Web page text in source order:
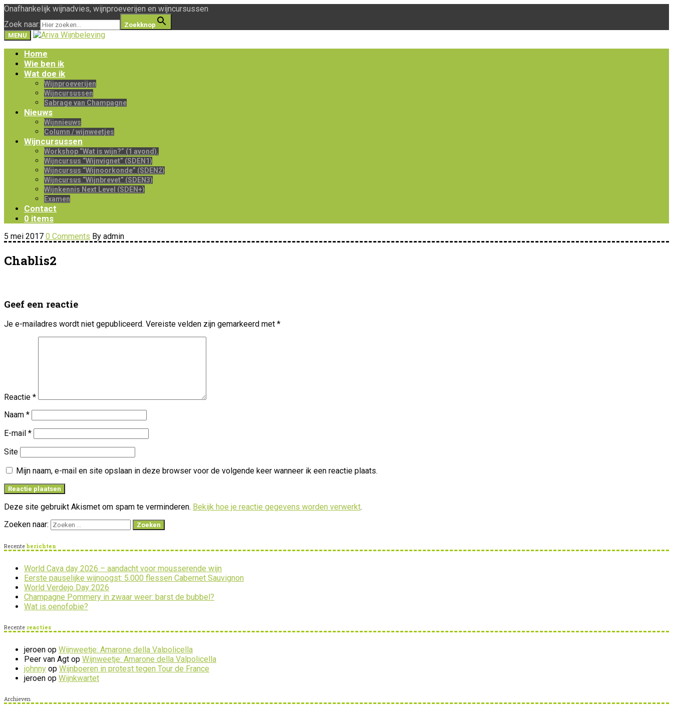
Onafhankelijk wijnadvies, wijnproeverijen en wijncursussen
Zoek naar:
Zoekknop
MENU
Home
Wie ben ik
Wat doe ik
Wijnproeverijen
Wijncursussen
Sabrage van Champagne
Nieuws
Wijnnieuws
Column / wijnweetjes
Wijncursussen
Workshop “Wat is wijn?” (1 avond).
Wijncursus “Wijnvignet” (SDEN1)
Wijncursus “Wijnoorkonde” (SDEN2)
Wijncursus “Wijnbrevet” (SDEN3)
Wijnkennis Next Level (SDEN+)
Examen
Contact
0 items
5 mei 2017 0 Comments By admin
Chablis2
Geef een reactie
Je e-mailadres wordt niet gepubliceerd. Vereiste velden zijn gemarkeerd met *
Reactie *
Naam *
E-mail *
Site
Mijn naam, e-mail en site opslaan in deze browser voor de volgende keer wanneer ik een reactie plaats.
Deze site gebruikt Akismet om spam te verminderen. Bekijk hoe je reactie gegevens worden verwerkt.
Zoeken naar:
Recente berichten
World Cava day 2026 – aandacht voor mousserende wijn
Eerste pauselijke wijnoogst: 5.000 flessen Cabernet Sauvignon
World Verdejo Day 2026
Champagne Pommery in zwaar weer: barst de bubbel?
Wat is oenofobie?
Recente reacties
jeroen op Wijnweetje: Amarone della Valpolicella
Peer van Agt op Wijnweetje: Amarone della Valpolicella
johnny op Wijnboeren in protest tegen Tour de France
jeroen op Wijnkwartet
Archieven